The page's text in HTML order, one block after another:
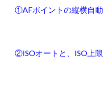
①AFポイントの縦横自動
②ISOオートと、ISO上